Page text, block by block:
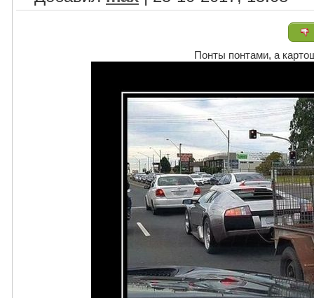
Понты понтами, а